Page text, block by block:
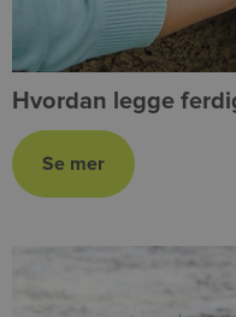
Hvordan legge